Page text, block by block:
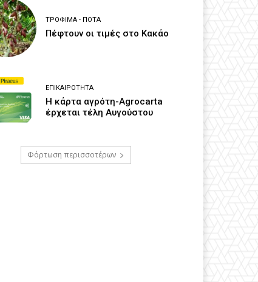
ΤΡΌΦΙΜΑ - ΠΟΤΆ
Πέφτουν οι τιμές στο Κακάο
ΕΠΙΚΑΙΡΌΤΗΤΑ
Η κάρτα αγρότη-Agrocarta
έρχεται τέλη Αυγούστου
Φόρτωση περισσοτέρων